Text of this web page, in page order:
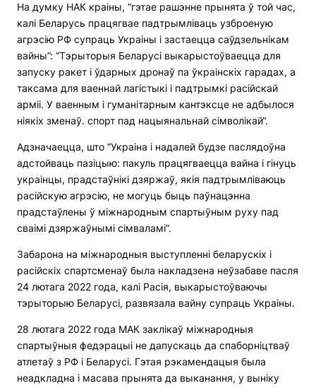
На думку НАК краіны, “гэтае рашэнне прынята ў той час,
калі Беларусь працягвае падтрымліваць узброеную
агрэсію РФ супраць Украіны і застаецца саўдзельнікам
вайны”: “Тэрыторыя Беларусі выкарыстоўваецца для
запуску ракет і ўдарных дронаў па ўкраінскіх гарадах, а
таксама для ваеннай лагістыкі і падтрымкі расійскай
арміі. У ваенным і гуманітарным кантэксце не адбылося
ніякіх зменаў. спорт пад нацыянальнай сімволікай“.
Адзначаецца, што “Украіна і надалей будзе паслядоўна
адстойваць пазіцыю: пакуль працягваецца вайна і гінуць
украінцы, прадстаўнікі дзяржаў, якія падтрымліваюць
расійскую агрэсію, не могуць быць паўнацэнна
прадстаўлены ў міжнародным спартыўным руху пад
сваімі дзяржаўнымі сімваламі”.
Забарона на міжнародныя выступленні беларускіх і
расійскіх спартсменаў была накладзена неўзабаве пасля
24 лютага 2022 года, калі Расія, выкарыстоўваючы
тэрыторыю Беларусі, развязала вайну супраць Украіны.
28 лютага 2022 года МАК заклікаў міжнародныя
спартыўныя федэрацыі не дапускаць да спаборніцтваў
атлетаў з РФ і Беларусі. Гэтая рэкамендацыя была
неадкладна і масава прынята да выканання, у выніку